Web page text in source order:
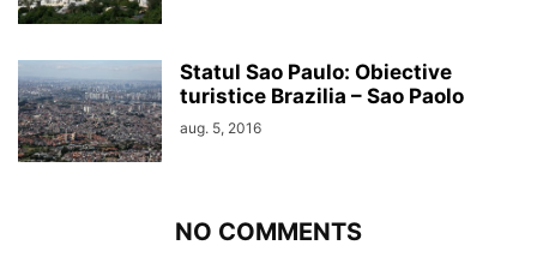
Statul Sao Paulo: Obiective
turistice Brazilia – Sao Paolo
aug. 5, 2016
NO COMMENTS